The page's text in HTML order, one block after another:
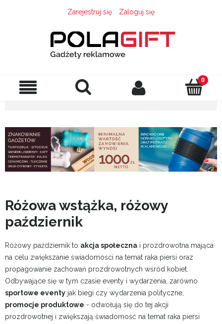
Zarejestruj się Zaloguj się
Różowa wstążka, różowy
październik
Różowy październik to akcja społeczna i prozdrowotna mająca
na celu zwiększanie świadomości na temat raka piersi oraz
propagowanie zachowań prozdrowotnych wśród kobiet.
Odbywające się w tym czasie eventy i wydarzenia, zarówno
sportowe eventy jak biegi czy wydarzenia polityczne,
promocje produktowe - odwołują się do tej akcji
prozdrowotnej i zwiększają świadomość na temat raka piersi